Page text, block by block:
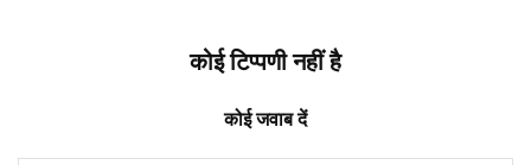
कोई टिप्पणी नहीं है
कोई जवाब दें